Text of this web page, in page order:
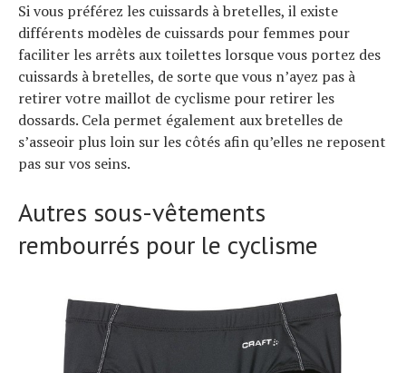
Si vous préférez les cuissards à bretelles, il existe
différents modèles de cuissards pour femmes pour
faciliter les arrêts aux toilettes lorsque vous portez des
cuissards à bretelles, de sorte que vous n’ayez pas à
retirer votre maillot de cyclisme pour retirer les
dossards. Cela permet également aux bretelles de
s’asseoir plus loin sur les côtés afin qu’elles ne reposent
pas sur vos seins.
Autres sous-vêtements
rembourrés pour le cyclisme